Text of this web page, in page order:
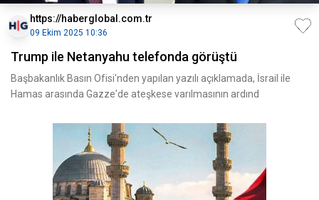
https://haberglobal.com.tr
09 Ekim 2025 10:36
Trump ile Netanyahu telefonda görüştü
Başbakanlık Basın Ofisi'nden yapılan yazılı açıklamada, İsrail ile
Hamas arasında Gazze'de ateşkese varılmasının ardınd